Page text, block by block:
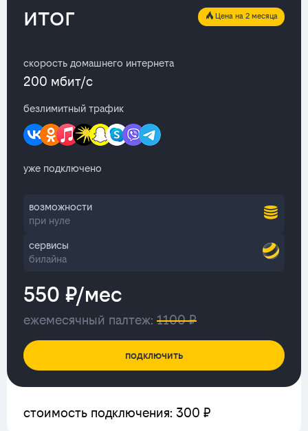
итог Цена на 2 месяца
скорость домашнего интернета
200 мбит/с
безлимитный трафик
уже подключено
возможности
при нуле
сервисы
билайна
550 ₽/мес
ежемесячный палтеж: 1100 ₽
подключить
стоимость подключения: 300 ₽